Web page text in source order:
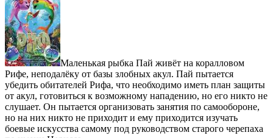
Маленькая рыбка Пай живёт на коралловом
Рифе, неподалёку от базы злобных акул. Пай пытается
убедить обитателей Рифа, что необходимо иметь план защиты
от акул, готовиться к возможному нападению, но его никто не
слушает. Он пытается организовать занятия по самообороне,
но на них никто не приходит и ему приходится изучать
боевые искусства самому под руководством старого черепаха